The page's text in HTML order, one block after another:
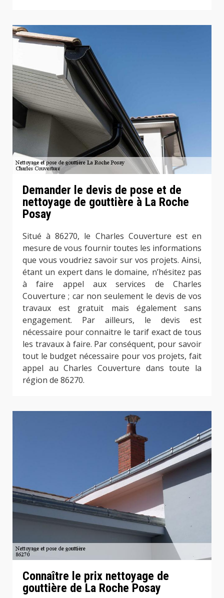
Demander le devis de pose et de
nettoyage de gouttière à La Roche
Posay
Situé à 86270, le Charles Couverture est en
mesure de vous fournir toutes les informations
que vous voudriez savoir sur vos projets. Ainsi,
étant un expert dans le domaine, n’hésitez pas
à faire appel aux services de Charles
Couverture ; car non seulement le devis de vos
travaux est gratuit mais également sans
engagement. Par ailleurs, le devis est
nécessaire pour connaitre le tarif exact de tous
les travaux à faire. Par conséquent, pour savoir
tout le budget nécessaire pour vos projets, fait
appel au Charles Couverture dans toute la
région de 86270.
Connaître le prix nettoyage de
gouttière de La Roche Posay